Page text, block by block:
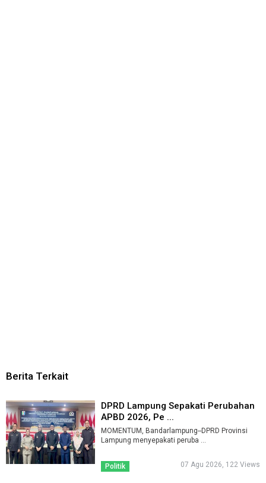
Berita Terkait
DPRD Lampung Sepakati Perubahan
APBD 2026, Pe ...
MOMENTUM, Bandarlampung--DPRD Provinsi
Lampung menyepakati peruba ...
Politik 07 Agu 2026, 122 Views